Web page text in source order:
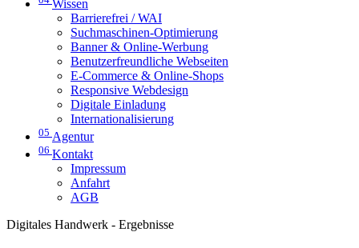
Wissen
Barrierefrei / WAI
Suchmaschinen-Optimierung
Banner & Online-Werbung
Benutzerfreundliche Webseiten
E-Commerce & Online-Shops
Responsive Webdesign
Digitale Einladung
Internationalisierung
05 Agentur
06 Kontakt
Impressum
Anfahrt
AGB
Digitales Handwerk - Ergebnisse